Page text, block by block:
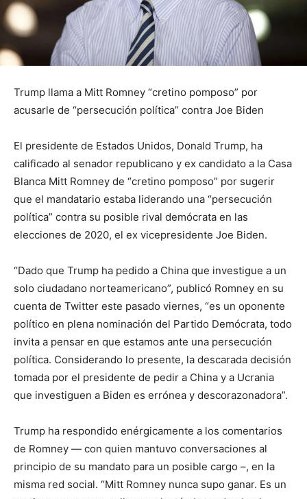
Trump llama a Mitt Romney “cretino pomposo” por
acusarle de “persecución política” contra Joe Biden
El presidente de Estados Unidos, Donald Trump, ha
calificado al senador republicano y ex candidato a la Casa
Blanca Mitt Romney de “cretino pomposo” por sugerir
que el mandatario estaba liderando una “persecución
política” contra su posible rival demócrata en las
elecciones de 2020, el ex vicepresidente Joe Biden.
“Dado que Trump ha pedido a China que investigue a un
solo ciudadano norteamericano”, publicó Romney en su
cuenta de Twitter este pasado viernes, “es un oponente
político en plena nominación del Partido Demócrata, todo
invita a pensar en que estamos ante una persecución
política. Considerando lo presente, la descarada decisión
tomada por el presidente de pedir a China y a Ucrania
que investiguen a Biden es errónea y descorazonadora”.
Trump ha respondido enérgicamente a los comentarios
de Romney — con quien mantuvo conversaciones al
principio de su mandato para un posible cargo –, en la
misma red social. “Mitt Romney nunca supo ganar. Es un